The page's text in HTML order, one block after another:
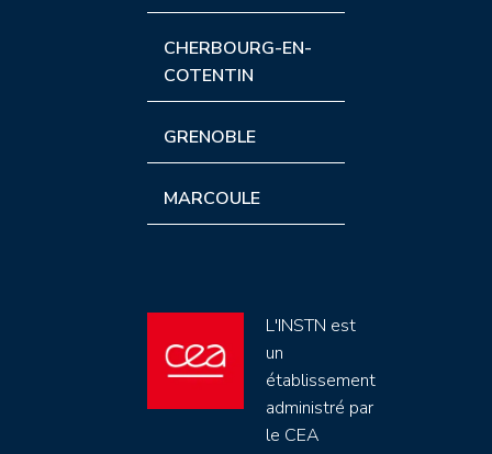
CHERBOURG-EN-
COTENTIN
GRENOBLE
MARCOULE
L'INSTN est
un
établissement
administré par
le CEA